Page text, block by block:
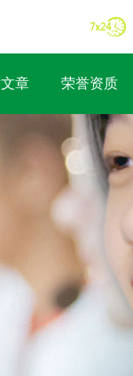
章 荣誉资质